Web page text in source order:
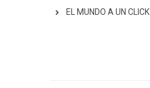
EL MUNDO A UN CLICK